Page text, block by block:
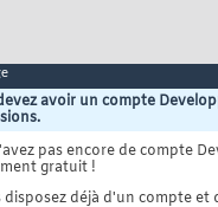
avoir un compte
pas encore de compte
gratuit !
disposez déjà d'un compte